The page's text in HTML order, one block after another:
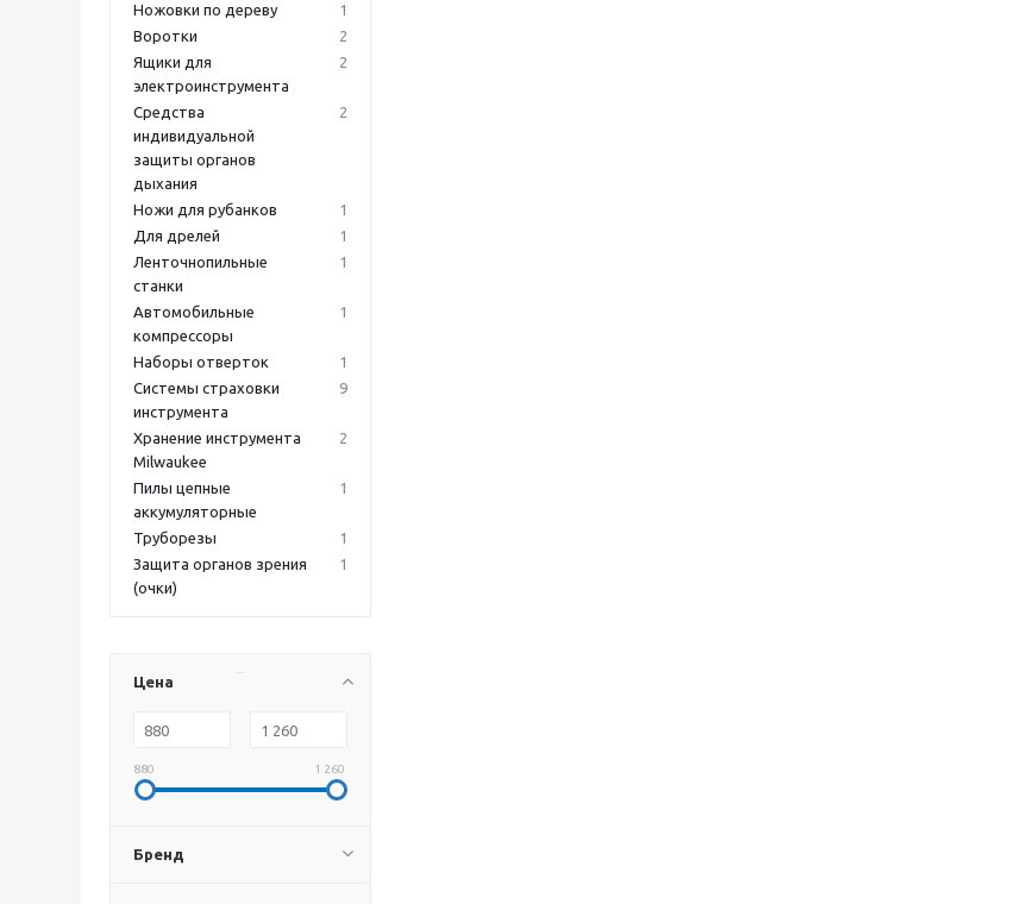
Ножовки по дереву
1
Воротки
2
Ящики для
электроинструмента
2
Средства
индивидуальной
защиты органов
дыхания
2
Ножи для рубанков
1
Для дрелей
1
Ленточнопильные
станки
1
Автомобильные
компрессоры
1
Наборы отверток
1
Системы страховки
инструмента
9
Хранение инструмента
Milwaukee
2
Пилы цепные
аккумуляторные
1
Труборезы
1
Защита органов зрения
(очки)
1
Цена
880 1 260
Бренд